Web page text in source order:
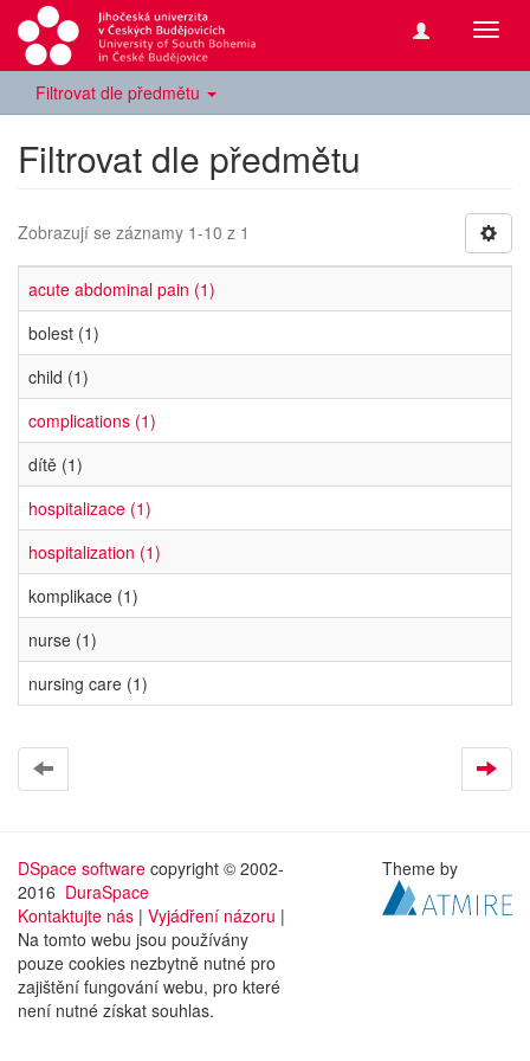
Filtrovat dle předmětu
Filtrovat dle předmětu
Zobrazují se záznamy 1-10 z 1
acute abdominal pain (1)
bolest (1)
child (1)
complications (1)
dítě (1)
hospitalizace (1)
hospitalization (1)
komplikace (1)
nurse (1)
nursing care (1)
DSpace software copyright © 2002-
2016 DuraSpace
Kontaktujte nás | Vyjádření názoru |
Na tomto webu jsou používány
pouze cookies nezbytně nutné pro
zajištění fungování webu, pro které
není nutné získat souhlas.
Theme by